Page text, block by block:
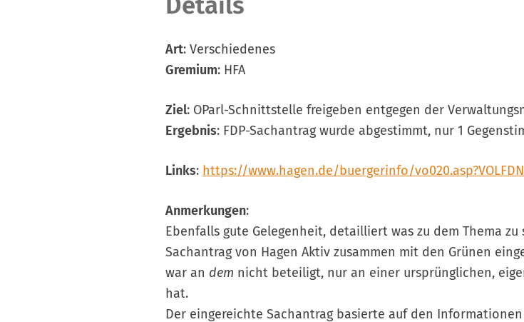
Art: Verschiedenes
Gremium: HFA
Ziel: OParl-Schnittstelle freigeben entgegen der
Ergebnis: FDP-Sachantrag wurde abgestimmt, nur 1
Links: https://www.hagen.de/buergerinfo/
Anmerkungen:
Ebenfalls gute Gelegenheit, detailliert was zu dem Thema
Sachantrag von Hagen Aktiv zusammen mit den Grünen
war an dem nicht beteiligt, nur an einer ursprünglichen,
hat.
Der eingereichte Sachantrag basierte auf den